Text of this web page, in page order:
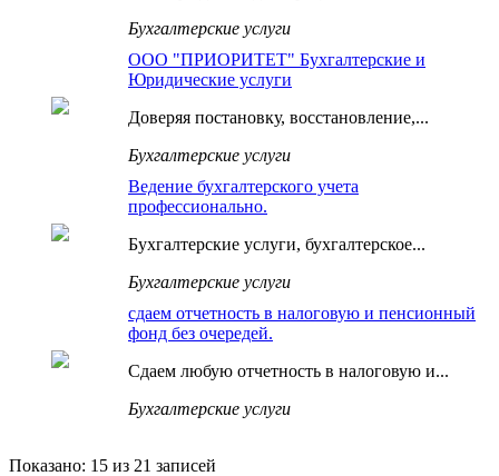
Бухгалтерские услуги
ООО "ПРИОРИТЕТ" Бухгалтерские и
Юридические услуги
Доверяя постановку, восстановление,...
Бухгалтерские услуги
Ведение бухгалтерского учета
профессионально.
Бухгалтерские услуги, бухгалтерское...
Бухгалтерские услуги
сдаем отчетность в налоговую и пенсионный
фонд без очередей.
Сдаем любую отчетность в налоговую и...
Бухгалтерские услуги
Показано: 15 из 21 записей